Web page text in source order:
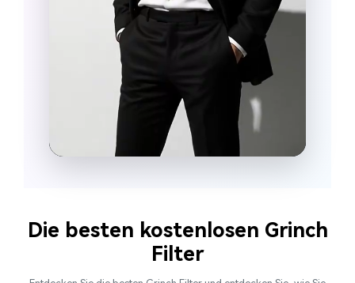
Die besten kostenlosen Grinch
Filter